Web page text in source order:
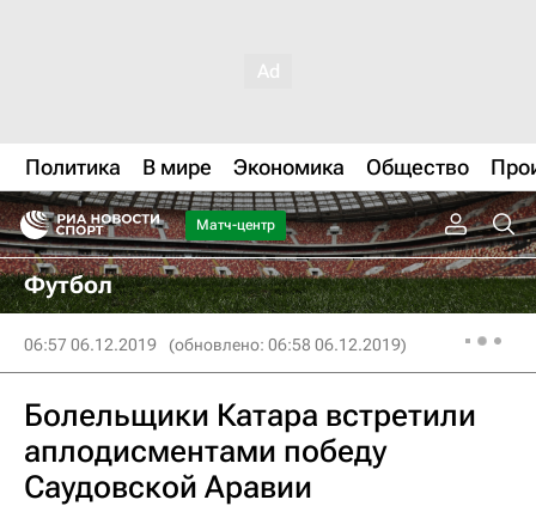
Политика В мире Экономика Общество
Матч-центр
Футбол
06:57 06.12.2019 (обновлено: 06:58 06.12.2019)
Болельщики Катара встретили
аплодисментами победу
Саудовской Аравии